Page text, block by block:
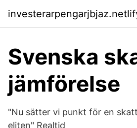
Svenska
jämförelse
"Nu sätter vi punkt för en
eliten" Realtid